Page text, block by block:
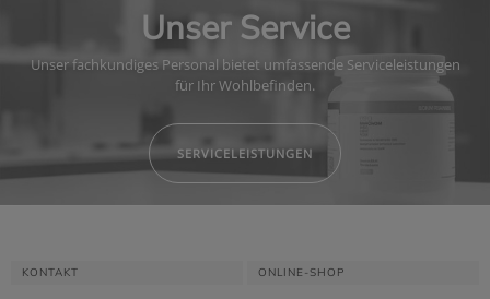
Unser Service
Unser fachkundiges Personal bietet umfassende Serviceleistungen
für Ihr Wohlbefinden.
SERVICELEISTUNGEN
KONTAKT ONLINE-SHOP